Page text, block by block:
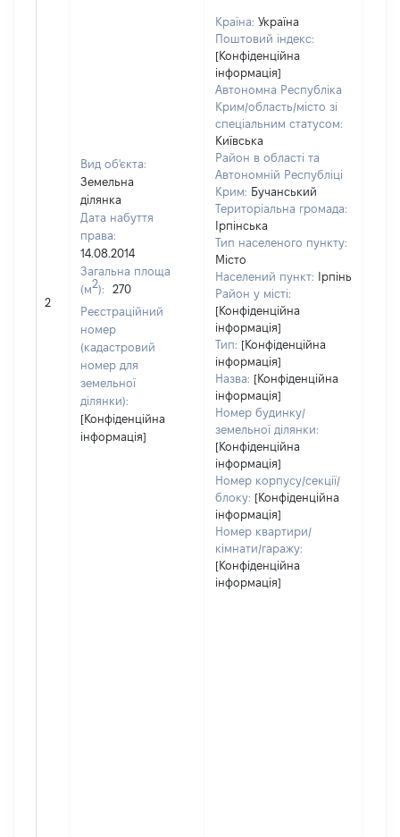
2
Вид об'єкта:
Земельна
ділянка
Дата набуття
права:
14.08.2014
Загальна площа
(м2):
270
Реєстраційний
номер
(кадастровий
номер для
земельної
ділянки):
[Конфіденційна
інформація]
Країна: Україна
Поштовий індекс:
[Конфіденційна
інформація]
Автономна Республіка
Крим/область/місто зі
спеціальним статусом:
Київська
Район в області та
Автономній Республіці
Крим: Бучанський
Територіальна громада:
Ірпінська
Тип населеного пункту:
Місто
Населений пункт:
Ірпінь
Район у місті:
[Конфіденційна
інформація]
Тип: [Конфіденційна
інформація]
Назва: [Конфіденційна
інформація]
Номер будинку/
земельної ділянки:
[Конфіденційна
інформація]
Номер корпусу/секції/
блоку: [Конфіденційна
інформація]
Номер квартири/
кімнати/гаражу:
[Конфіденційна
інформація]